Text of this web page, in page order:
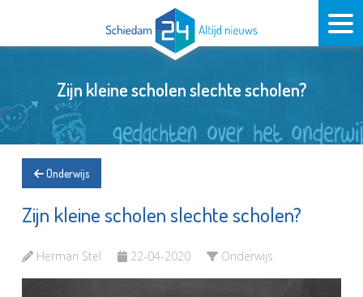
Zijn kleine scholen slechte scholen?
Onderwijs
Zijn kleine scholen slechte scholen?
Herman Stel 22-04-2020 Onderwijs